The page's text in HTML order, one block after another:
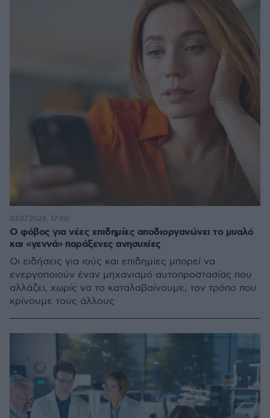
Ο φόβος για νέες επιδημίες αποδιοργανώνει το μυαλό
και «γεννά» παράξενες ανησυχίες
Οι ειδήσεις για ιούς και επιδημίες μπορεί να
ενεργοποιούν έναν μηχανισμό αυτοπροστασίας που
αλλάζει, χωρίς να το καταλαβαίνουμε, τον τρόπο που
κρίνουμε τους άλλους
07.07.2026, 17:00